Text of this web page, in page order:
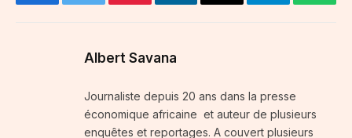
FacebookTwitter PinterestLinkedInEmail Telegram
Albert Savana
Journaliste depuis 20 ans dans la presse
économique africaine et auteur de plusieurs
enquêtes et reportages. A couvert plusieurs